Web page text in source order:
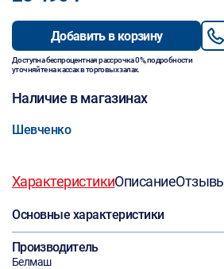
Добавить в корзину
Доступна беспроцентная рассрочка 0%, подробности
уточняйте на кассах в торговых залах.
Наличие в магазинах
Шевченко
ХарактеристикиОписание
Основные характеристики
Производитель
Белмаш